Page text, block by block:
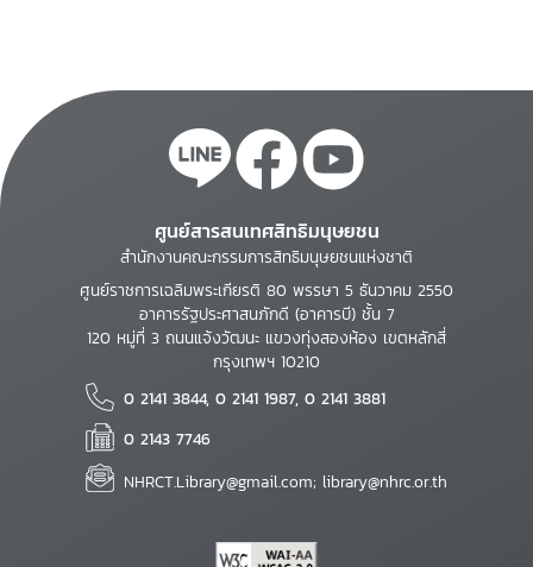
ศูนย์สารสนเทศสิทธิมนุษยชน
สำนักงานคณะกรรมการสิทธิมนุษยชนแห่งชาติ
ศูนย์ราชการเฉลิมพระเกียรติ 80 พรรษา 5 ธันวาคม 2550
อาคารรัฐประศาสนภักดี (อาคารบี) ชั้น 7
120 หมู่ที่ 3 ถนนแจ้งวัฒนะ แขวงทุ่งสองห้อง เขตหลักสี่
กรุงเทพฯ 10210
0 2141 3844, 0 2141 1987, 0 2141 3881
0 2143 7746
NHRCT.Library@gmail.com; library@nhrc.or.th